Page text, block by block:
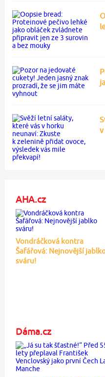
v
AHA.cz
Vondráčková kontra
Šafářová: Nejnovější
sváru!
Dáma.cz